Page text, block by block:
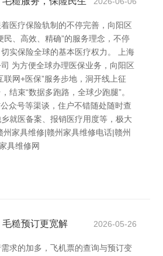
医疗保险轨制的不停完善，向阳区
民、高效、精确”的服务理念，不停
实保险全球的基本医疗权力。 上海
为方便全球办理医保业务，向阳区
联网+医保”服务步地，洞开线上征
结束“数据多跑路，全球少跑腿”。
众号等渠谈，住户不错随处随时查
就医备案、报销医疗用度等，极大
家具维修|赣州家具维修电话|赣州
具维修网
糙预订更宽解 2026-05-26
求的加多，飞机票的查询与预订变